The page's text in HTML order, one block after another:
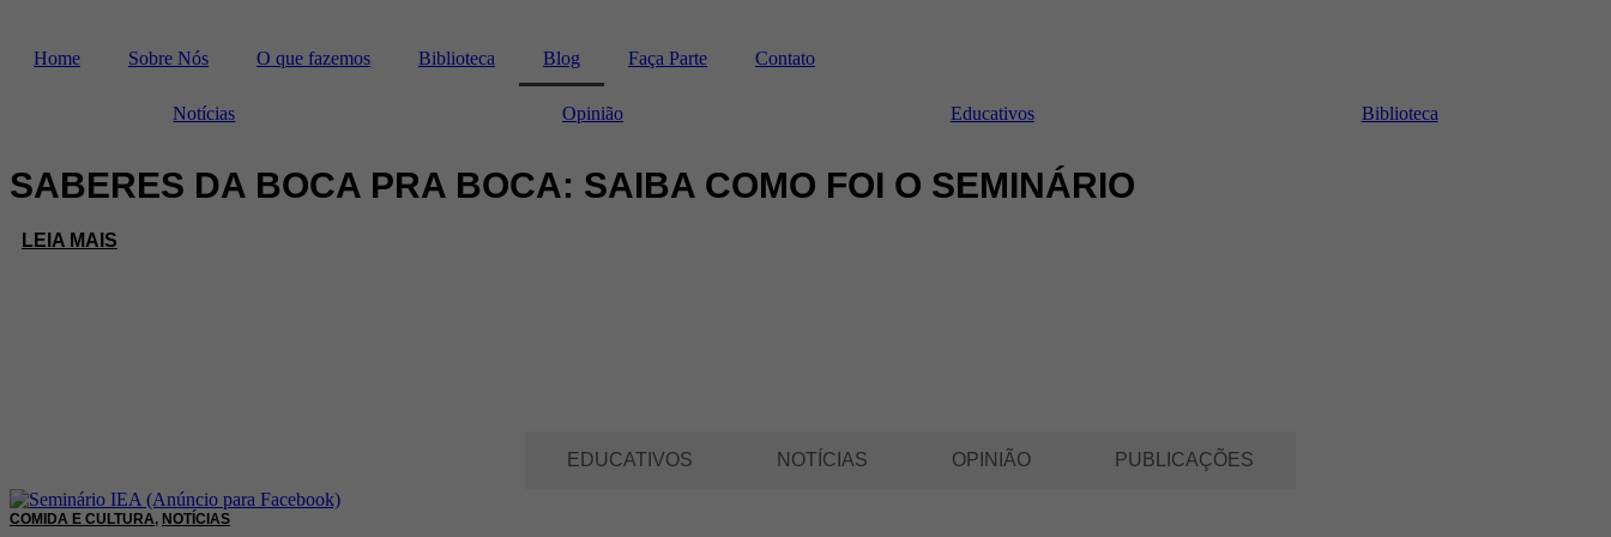
Home Sobre Nós O que fazemos Biblioteca Blog Faça Parte Contato
Notícias Opinião Educativos Biblioteca
SABERES DA BOCA PRA BOCA: SAIBA COMO FOI O SEMINÁRIO
LEIA MAIS
EDUCATIVOS NOTÍCIAS OPINIÃO PUBLICAÇÕES
COMIDA E CULTURA, NOTÍCIAS